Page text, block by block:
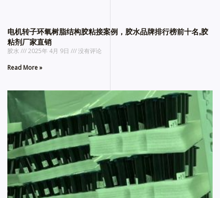
电机转子环氧树脂结构胶粘接案例，胶水品牌排行榜前十名,胶
粘剂厂家直销
胶水 2025年 4月 9日
没有评论
Read More »